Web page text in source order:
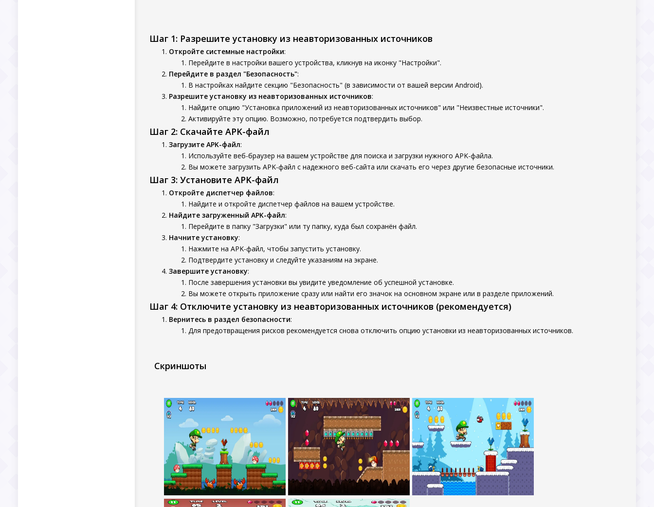
Шаг 1: Разрешите установку из неавторизованных источников
Откройте системные настройки:
Перейдите в настройки вашего устройства, кликнув на иконку "Настройки".
Перейдите в раздел "Безопасность":
В настройках найдите секцию "Безопасность" (в зависимости от вашей версии Android).
Разрешите установку из неавторизованных источников:
Найдите опцию "Установка приложений из неавторизованных источников" или "Неизвестные источники".
Активируйте эту опцию. Возможно, потребуется подтвердить выбор.
Шаг 2: Скачайте APK-файл
Загрузите APK-файл:
Используйте веб-браузер на вашем устройстве для поиска и загрузки нужного APK-файла.
Вы можете загрузить APK-файл с надежного веб-сайта или скачать его через другие безопасные источники.
Шаг 3: Установите APK-файл
Откройте диспетчер файлов:
Найдите и откройте диспетчер файлов на вашем устройстве.
Найдите загруженный APK-файл:
Перейдите в папку "Загрузки" или ту папку, куда был сохранён файл.
Начните установку:
Нажмите на APK-файл, чтобы запустить установку.
Подтвердите установку и следуйте указаниям на экране.
Завершите установку:
После завершения установки вы увидите уведомление об успешной установке.
Вы можете открыть приложение сразу или найти его значок на основном экране или в разделе приложений.
Шаг 4: Отключите установку из неавторизованных источников (рекомендуется)
Вернитесь в раздел безопасности:
Для предотвращения рисков рекомендуется снова отключить опцию установки из неавторизованных источников.
Скриншоты